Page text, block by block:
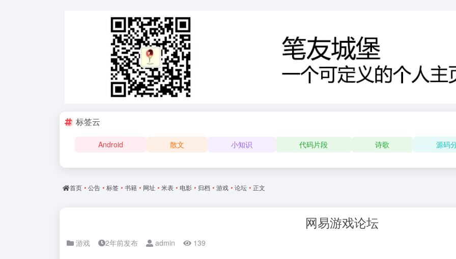
标签云
Android 散文 小知识 代码片段 诗歌 源码
首页 • 公告 • 标签 • 书籍 • 网址 • 米表 • 电影 • 归档 • 游戏 • 论坛 • 正文
网易游戏论坛
游戏 2年前发布 admin 139